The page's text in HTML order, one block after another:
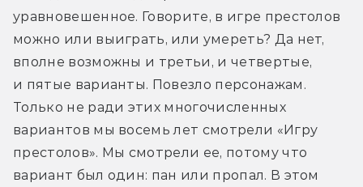
уравновешенное. Говорите, в игре престолов
можно или выиграть, или умереть? Да нет,
вполне возможны и третьи, и четвертые,
и пятые варианты. Повезло персонажам.
Только не ради этих многочисленных
вариантов мы восемь лет смотрели «Игру
престолов». Мы смотрели ее, потому что
вариант был один: пан или пропал. В этом